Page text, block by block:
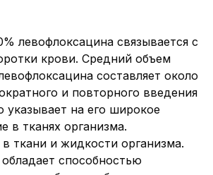
левофлоксацина связывается с
крови. Средний объем
составляет около
и повторного введения
указывает на его широкое
в тканях организма.
ткани и жидкости организма.
способностью